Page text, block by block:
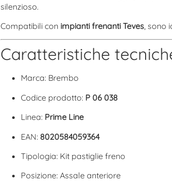
silenzioso.
Compatibili con impianti frenanti Teves, sono
Caratteristiche
Marca: Brembo
Codice prodotto: P 06 038
Linea: Prime Line
EAN: 8020584059364
Tipologia: Kit pastiglie freno
Posizione: Assale anteriore